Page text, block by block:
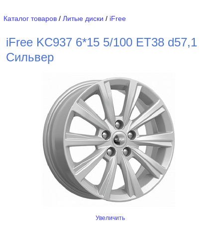
Каталог товаров / Литые диски / iFree
iFree KC937 6*15 5/100 ET38 d57,1
Сильвер
Увеличить